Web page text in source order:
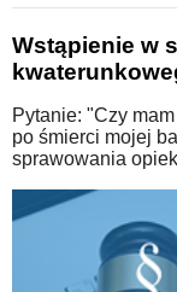
Wstąpienie w
Pytanie: "Czy
po śmierci mojej
sprawowania